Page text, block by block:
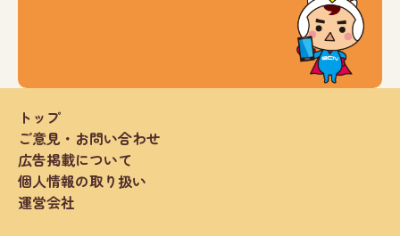
トップ
ご意見・お問い合わせ
広告掲載について
個人情報の取り扱い
運営会社